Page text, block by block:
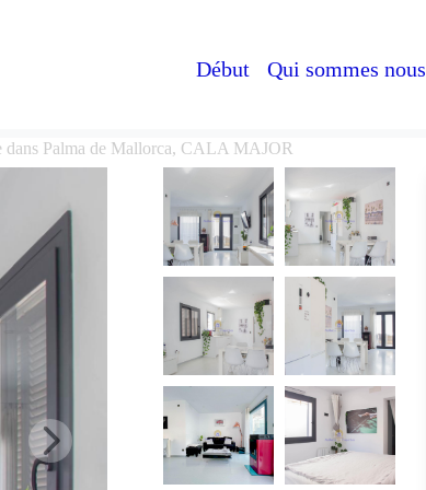
Début Qui sommes nous
dans Palma de Mallorca, CALA MAJOR